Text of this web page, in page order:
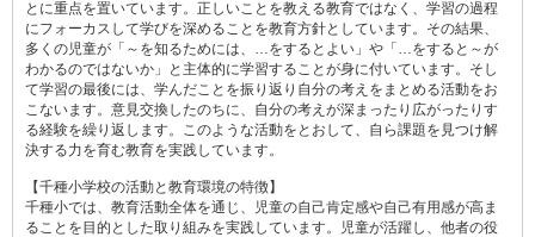
とに重点を置いています。正しいことを教える教育ではなく、学習の過程
にフォーカスして学びを深めることを教育方針としています。その結果、
多くの児童が「～を知るためには、…をするとよい」や「…をすると～が
わかるのではないか」と主体的に学習することが身に付いています。そし
て学習の最後には、学んだことを振り返り自分の考えをまとめる活動をお
こないます。意見交換したのちに、自分の考えが深まったり広がったりす
る経験を繰り返します。このような活動をとおして、自ら課題を見つけ解
決する力を育む教育を実践しています。
【千種小学校の活動と教育環境の特徴】
千種小では、教育活動全体を通じ、児童の自己肯定感や自己有用感が高ま
ることを目的とした取り組みを実践しています。児童が活躍し、他者の役